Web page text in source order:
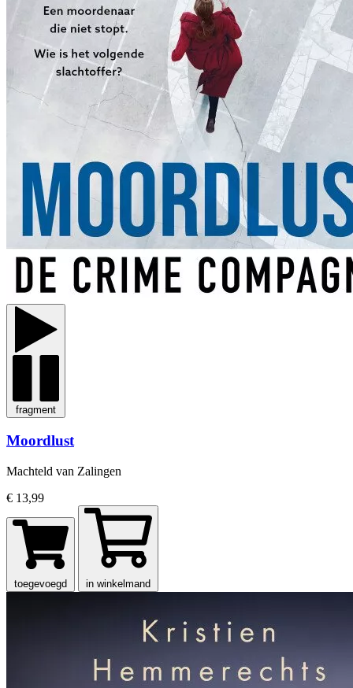
fragment
Moordlust
Machteld van Zalingen
€ 13,99
toegevoegd in winkelmand